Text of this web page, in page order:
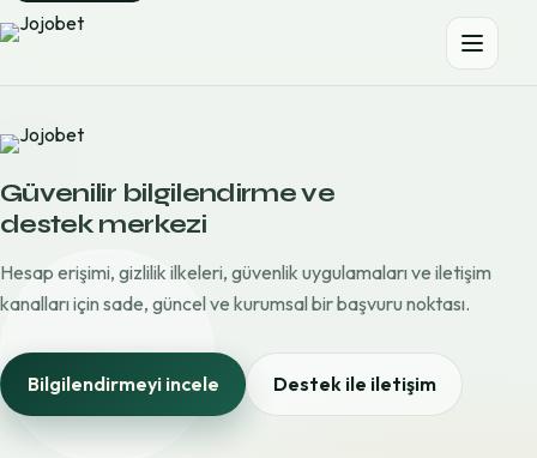
Güvenilir bilgilendirme ve
destek merkezi
Hesap erişimi, gizlilik ilkeleri, güvenlik uygulamaları ve iletişim
kanalları için sade, güncel ve kurumsal bir başvuru noktası.
Bilgilendirmeyi incele Destek ile iletişim